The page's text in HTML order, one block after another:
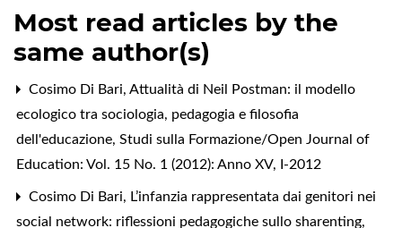
Most read articles by the
same author(s)
Cosimo Di Bari, Attualità di Neil Postman: il modello
ecologico tra sociologia, pedagogia e filosofia
dell'educazione, Studi sulla Formazione/Open Journal of
Education: Vol. 15 No. 1 (2012): Anno XV, I-2012
Cosimo Di Bari, L’infanzia rappresentata dai genitori nei
social network: riflessioni pedagogiche sullo sharenting,